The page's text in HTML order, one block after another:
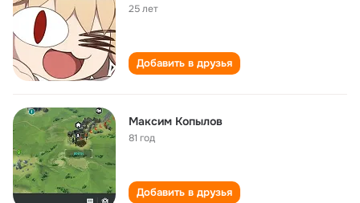
25 лет
Добавить в друзья
Максим Копылов
81 год
Добавить в друзья